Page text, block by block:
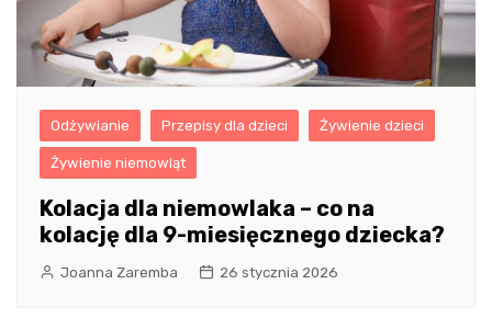
Odżywianie Przepisy dla dzieci Żywienie dzieci
Żywienie niemowląt
Kolacja dla niemowlaka – co na
kolację dla 9-miesięcznego dziecka?
Joanna Zaremba 26 stycznia 2026